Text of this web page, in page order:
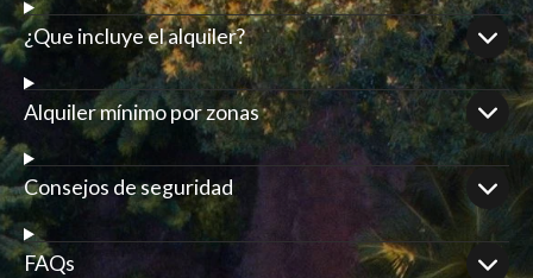
¿Que incluye el alquiler?
Alquiler mínimo por zonas
Consejos de seguridad
FAQs